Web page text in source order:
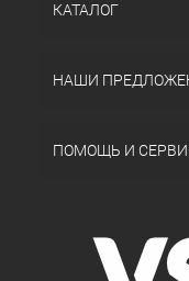
КАТАЛОГ
НАШИ
ПОМОЩЬ И